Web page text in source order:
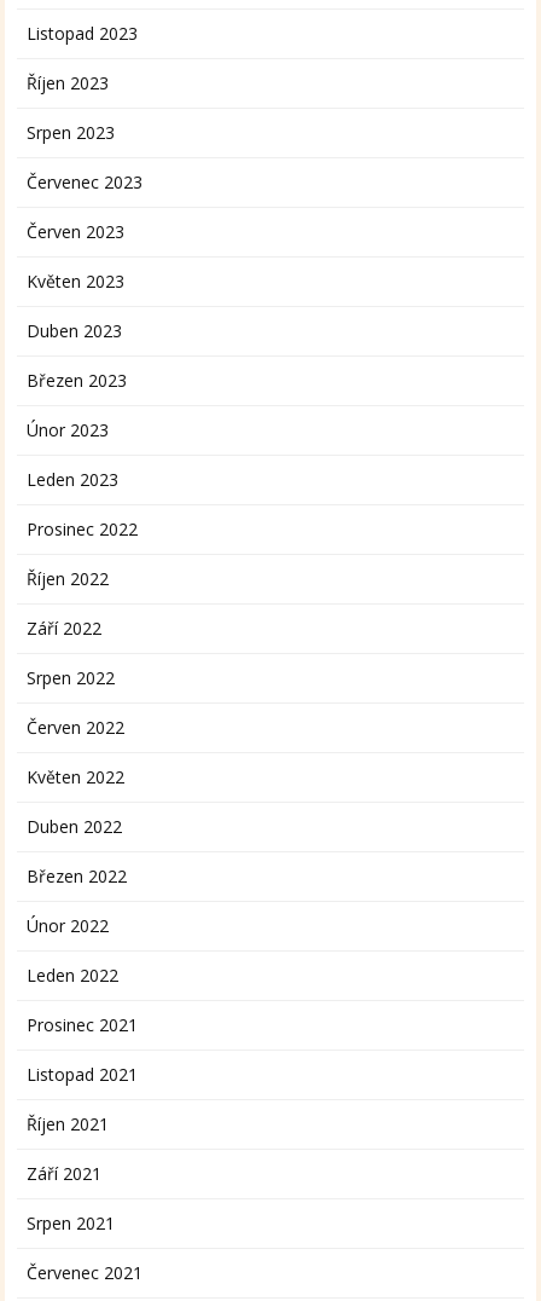
Listopad 2023
Říjen 2023
Srpen 2023
Červenec 2023
Červen 2023
Květen 2023
Duben 2023
Březen 2023
Únor 2023
Leden 2023
Prosinec 2022
Říjen 2022
Září 2022
Srpen 2022
Červen 2022
Květen 2022
Duben 2022
Březen 2022
Únor 2022
Leden 2022
Prosinec 2021
Listopad 2021
Říjen 2021
Září 2021
Srpen 2021
Červenec 2021